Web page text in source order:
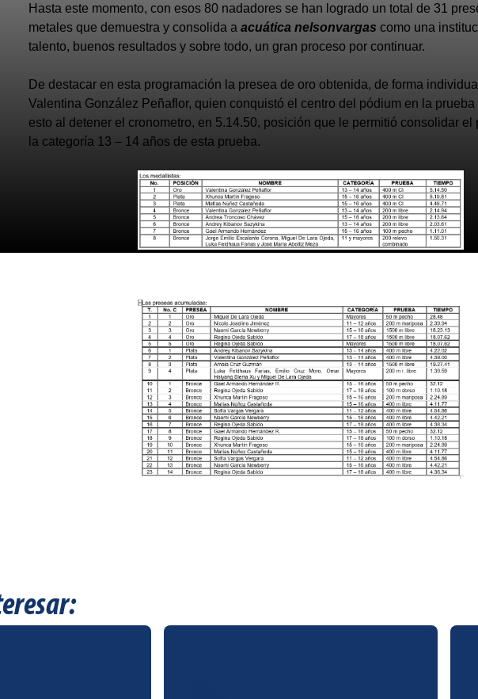
Hasta este momento, con esos 80 nadadores se han logrado un total de 31
metales que demuestra y consolida a acuática nelsonvargas como una
talento, buenos resultados y sobre todo, un gran proceso por continuar.
De destacar en esta programación la presea de oro obtenida, de forma
Valentina González Peñaflor, quien conquistó el centro del pódium en la prueba
esto al detener el cronometro, en 5.14.50, posición que le permitió consolidar el
la categoría 13 – 14 años de esta prueba.